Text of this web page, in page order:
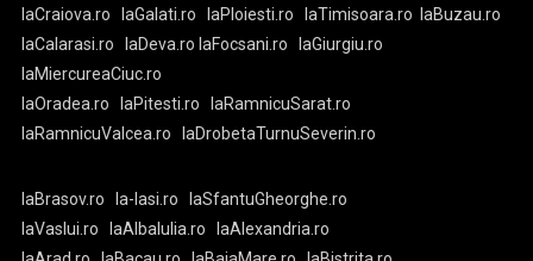
laCraiova.ro
laGalati.ro laPloiesti.ro laTimisoara.ro
laBuzau.ro
laCalarasi.ro
laDeva.ro laFocsani.ro
laGiurgiu.ro
laMiercureaCiuc.ro
laOradea.ro
laPitesti.ro
laRamnicuSarat.ro
laRamnicuValcea.ro
laDrobetaTurnuSeverin.ro
laBrasov.ro la-Iasi.ro
laSfantuGheorghe.ro
laVaslui.ro
laAlbaIulia.ro
laAlexandria.ro